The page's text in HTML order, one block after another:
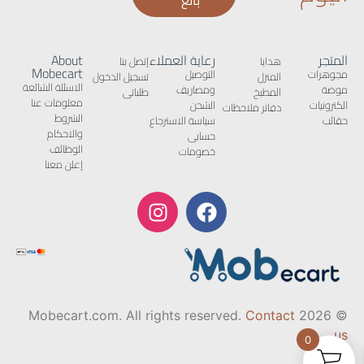
المتجر
مجوهرات
موضة
الكترونيات
حقائب
هدايا
المنزل
المطبخ
دفاتر ملاحظات
رعاية العملاء
التوصيل
ومصاريف
الشحن
سياسة الاسترجاع
حسابى
خصومات
إتصل بنا
تسجيل الدخول
طلباتى
About
Mobecart
الاسئلة الشائعة
معلومات عنا
الشروط
والاحكام
الوظائف
إعلن معنا
© 2026 Mobecart.com. All rights reserved.
Contact
us
0